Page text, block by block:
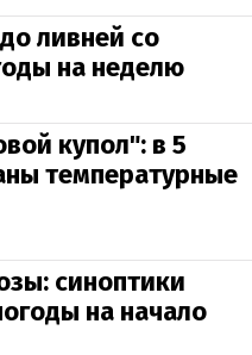
ливней со
на неделю
купол": в 5
температурные
синоптики
на начало